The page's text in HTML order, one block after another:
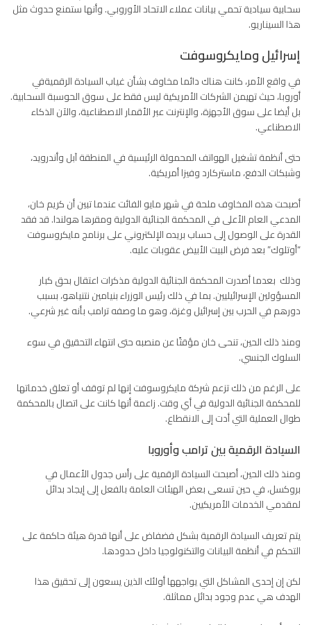
سحابية سيادية تحمي بيانات عملاء الاتحاد الأوروبي. وأنها ستمنع حدوث مثل
هذا السيناريو.
إسرائيل ومايكروسوفت
في واقع الأمر، كانت هناك دائما مخاوف بشأن غياب السيادة الرقميةفي
أوروبا، حيث تهيمن الشركات الأمريكية ليس فقط على سوق الحوسبة السحابية.
بل أيضا على سوق الأجهزة، والإنترنت عبرالأقمار الاصطناعية، والآن الذكاء
الاصطناعي.
حتى أنظمة تشغيل الهواتف المحمولة الرئيسية في المنطقة آبل وأندرويد،
وشبكات الدفع، ماستركارد وفيزا أمريكية.
أصبحت هذه المخاوف ملحة في شهر مايو الفائت عندما تبين أن كريم خان،
المدعي العام الأعلى في المحكمة الجنائية الدولية ومقرها هولندا. قد فقد
القدرة على الوصول إلى حساب بريده الإلكتروني على برنامج مايكروسوفت
“أوتلوك” بعد فرض البيت الأبيض عقوبات عليه.
وذلك بعدما أصدرت المحكمة الجنائية الدولية مذكرات اعتقال بحق كبار
المسؤولين الإسرائيليين. بما في ذلك رئيس الوزراء بنيامين نتنياهو، بسبب
دورهم في الحرب بين إسرائيل وغزة، وهو ما وصفه ترامب بأنه غير شرعي.
ومنذ ذلك الحين، تنحى خان مؤقتًا عن منصبه حتى انتهاء التحقيق في سوء
السلوك الجنسي.
على الرغم من ذلك تزعم شركة مايكروسوفت إنها لم توقف أو تعلق خدماتها
للمحكمة الجنائية الدولية في أي وقت. زاعمة أنها كانت على اتصال بالمحكمة
طوال العملية التي أدت إلى الانقطاع.
السيادة الرقمية بين ترامب وأوروبا
ومنذ ذلك الحين، أصبحت السيادة الرقمية على رأس جدول الأعمال في
بروكسل، في حين تسعى بعض الهيئات العامة بالفعل إلى إيجاد بدائل
لمقدمي الخدمات الأمريكيين.
يتم تعريف السيادة الرقمية بشكل فضفاض على أنها قدرة هيئة حاكمة على
التحكم في أنظمة البيانات والتكنولوجيا داخل حدودها.
لكن إن إحدى المشاكل التي يواجهها أولئك الذين يسعون إلى تحقيق هذا
الهدف هي عدم وجود بدائل مماثلة.